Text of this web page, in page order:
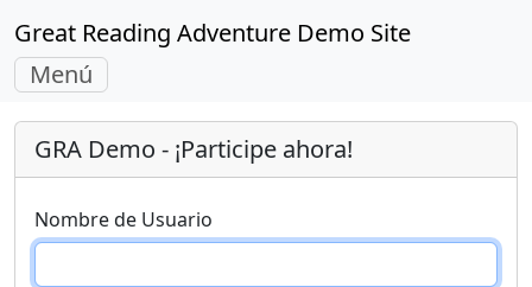
Great Reading Adventure Demo Site
Navegación
Alterna
Menú
GRA Demo - ¡Participe ahora!
Nombre de Usuario